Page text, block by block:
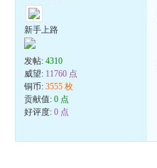
新手上路
发帖:4310
威望: 11760 点
铜币:3555 枚
贡献值:0 点
好评度:0 点